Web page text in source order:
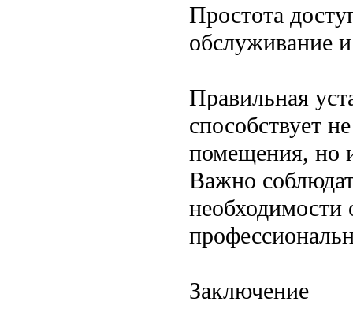
Простота
обслуживание
Правильная
способствует
помещения, но
Важно
необходимости
Заключение